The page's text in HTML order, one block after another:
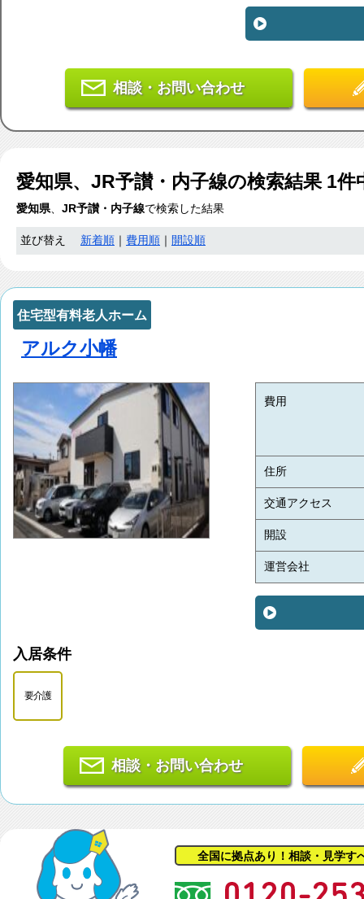
相談・お問い合わせ
愛知県、JR予讃・内子線の検索結果 1件
愛知県 JR予讃・内子線で検索した結果
並び替え 新着順 費用順 開設順
住宅型有料老人ホーム
アルク小幡
費用
住所
交通アクセス
開設
運営会社
入居条件
要介護
相談・お問い合わせ
全国に拠点あり！相談・見学す